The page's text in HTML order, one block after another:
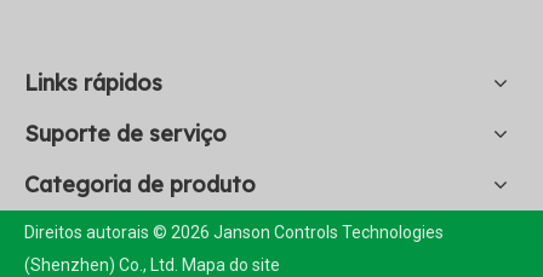
Links rápidos
Suporte de serviço
Categoria de produto
Direitos autorais © 2026 Janson Controls Technologies
(Shenzhen) Co., Ltd.
Mapa do site